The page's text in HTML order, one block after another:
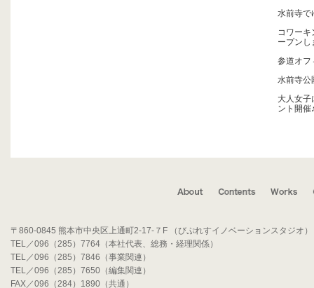
水前寺で
コワー
ープンし
参道オフ
水前寺公
大人女子
ント開催
〒860-0845 熊本市中央区上通町2-17-７F （びぷれすイノベーションスタジオ）
TEL／096（285）7764（本社代表、総務・経理関係）
TEL／096（285）7846（事業関連）
TEL／096（285）7650（編集関連）
FAX／096（284）1890（共通）